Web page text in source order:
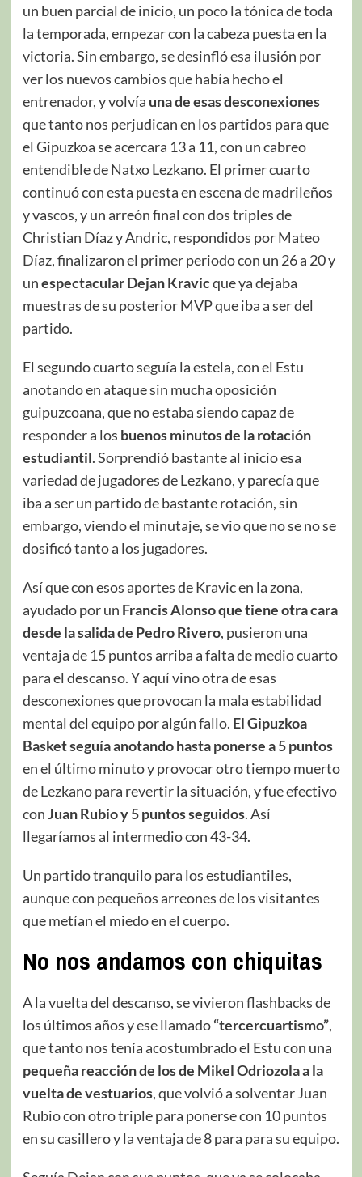
un buen parcial de inicio, un poco la tónica de toda
la temporada, empezar con la cabeza puesta en la
victoria. Sin embargo, se desinfló esa ilusión por
ver los nuevos cambios que había hecho el
entrenador, y volvía una de esas desconexiones
que tanto nos perjudican en los partidos para que
el Gipuzkoa se acercara 13 a 11, con un cabreo
entendible de Natxo Lezkano. El primer cuarto
continuó con esta puesta en escena de madrileños
y vascos, y un arreón final con dos triples de
Christian Díaz y Andric, respondidos por Mateo
Díaz, finalizaron el primer periodo con un 26 a 20 y
unespectacular Dejan Kravicque ya dejaba
muestras de su posterior MVP que iba a ser del
partido.
El segundo cuarto seguía la estela, con el Estu
anotando en ataque sin mucha oposición
guipuzcoana, que no estaba siendo capaz de
responder a los buenos minutos de la rotación
estudiantil. Sorprendió bastante al inicio esa
variedad de jugadores de Lezkano, y parecía que
iba a ser un partido de bastante rotación, sin
embargo, viendo el minutaje, se vio que no se no se
dosificó tanto a los jugadores.
Así que con esos aportes de Kravic en la zona,
ayudado por un Francis Alonso que tiene otra cara
desde la salida de Pedro Rivero, pusieron una
ventaja de 15 puntos arriba a falta de medio cuarto
para el descanso. Y aquí vino otra de esas
desconexiones que provocan la mala estabilidad
mental del equipo por algún fallo. El Gipuzkoa
Basket seguía anotando hasta ponerse a 5 puntos
en el último minuto y provocar otro tiempo muerto
de Lezkano para revertir la situación, y fue efectivo
conJuan Rubio y 5 puntos seguidos. Así
llegaríamos al intermedio con 43-34.
Un partido tranquilo para los estudiantiles,
aunque con pequeños arreones de los visitantes
que metían el miedo en el cuerpo.
No nos andamos con chiquitas
A la vuelta del descanso, se vivieron flashbacks de
los últimos años y ese llamado“tercercuartismo”,
que tanto nos tenía acostumbrado el Estu con una
pequeña reacción de los de Mikel Odriozola a la
vuelta de vestuarios, que volvió a solventar Juan
Rubio con otro triple para ponerse con 10 puntos
en su casillero y la ventaja de 8 para para su equipo.